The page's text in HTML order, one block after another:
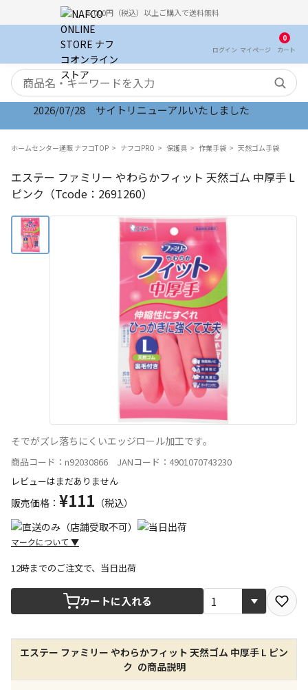
5,000円（税込）以上ご購入で送料無料
ログイン マイ ページ
0
カート
検索キーワード
2026/07/28 サイトリニューアルいたしました
ホームセンター通販 ナフコTOP ナフコPRO 保護具 作業手袋 天然ゴム手袋
エステー ファミリー やわらかフィット 天然ゴム 中厚手 L
ピンク（Tcode：2691260）
そでがズレ落ちにくいエッジロール加工です。
商品コード：n92030866 JANコード：4901070743230
レビューはまだありません
販売価格： ¥111 （税込）
マークについて ▼
宅配や店舗受取を選択できる商品です
店舗のみで受取できる商品です（宅配便でのお届けが
できません）
※同時購入の商品は、全て同じ店舗での受取となりま
す
12時までのご注文で、当日出荷
カートに入れる
エステー ファミリー やわらかフィット 天然ゴム 中厚手 L ピン
ク の商品説明